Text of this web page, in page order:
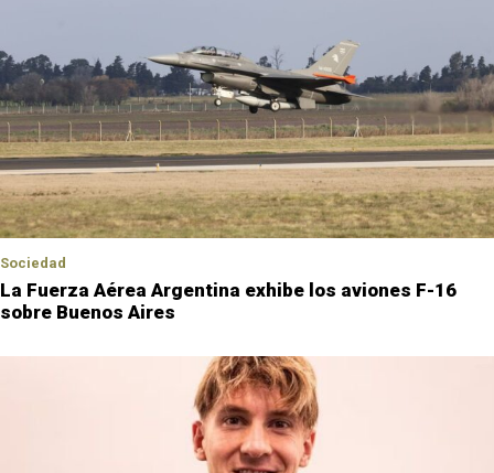
Sociedad
La Fuerza Aérea Argentina exhibe los aviones F-16
sobre Buenos Aires